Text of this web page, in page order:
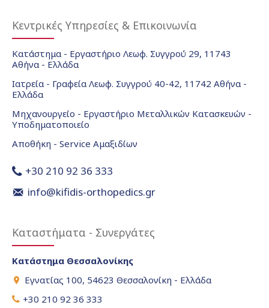
Κεντρικές Υπηρεσίες & Επικοινωνία
Κατάστημα - Εργαστήριο Λεωφ. Συγγρού 29, 11743
Αθήνα - Ελλάδα
Ιατρεία - Γραφεία Λεωφ. Συγγρού 40-42, 11742 Αθήνα -
Ελλάδα
Μηχανουργείο - Εργαστήριο Μεταλλικών Κατασκευών -
Υποδηματοποιείο
Αποθήκη - Service Αμαξιδίων
+30 210 92 36 333
info@kifidis-orthopedics.gr
Καταστήματα - Συνεργάτες
Κατάστημα Θεσσαλονίκης
Εγνατίας 100, 54623 Θεσσαλονίκη - Ελλάδα
+30 210 92 36 333